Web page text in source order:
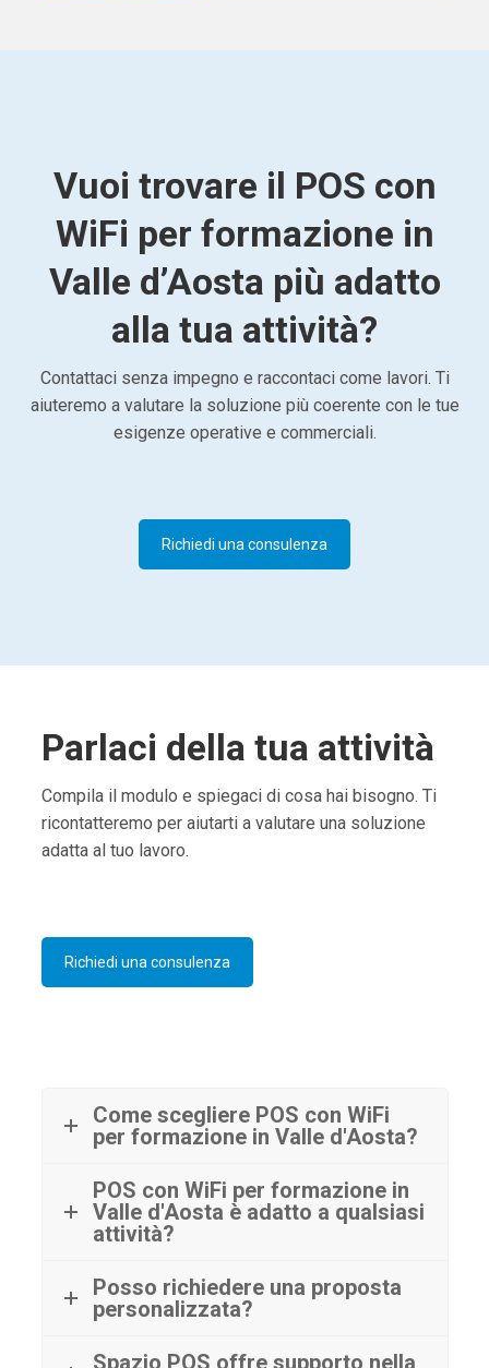
Vuoi trovare il POS con
WiFi per formazione in
Valle d’Aosta più adatto
alla tua attività?
Contattaci senza impegno e raccontaci come lavori. Ti
aiuteremo a valutare la soluzione più coerente con le tue
esigenze operative e commerciali.
Richiedi una consulenza
Parlaci della tua attività
Compila il modulo e spiegaci di cosa hai bisogno. Ti
ricontatteremo per aiutarti a valutare una soluzione
adatta al tuo lavoro.
Richiedi una consulenza
Come scegliere POS con WiFi
per formazione in Valle d'Aosta?
POS con WiFi per formazione in
Valle d'Aosta è adatto a qualsiasi
attività?
Posso richiedere una proposta
personalizzata?
Spazio POS offre supporto nella